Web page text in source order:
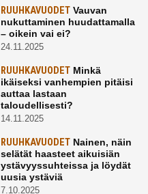
RUUHKAVUODETVauvan
nukuttaminen huudattamalla
– oikein vai ei?
24.11.2025
RUUHKAVUODETMinkä
ikäiseksi vanhempien pitäisi
auttaa lastaan
taloudellisesti?
14.11.2025
RUUHKAVUODETNainen, näin
selätät haasteet aikuisiän
ystävyyssuhteissa ja löydät
uusia ystäviä
7.10.2025